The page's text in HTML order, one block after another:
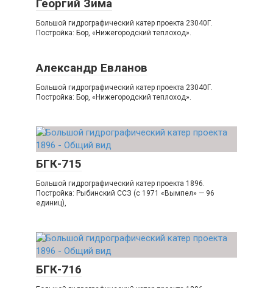
Георгий Зима
Большой гидрографический катер проекта 23040Г.
Постройка: Бор, «Нижегородский теплоход».
Александр Евланов
Большой гидрографический катер проекта 23040Г.
Постройка: Бор, «Нижегородский теплоход».
БГК-715
Большой гидрографический катер проекта 1896.
Постройка: Рыбинский ССЗ (с 1971 «Вымпел» — 96
единиц),
БГК-716